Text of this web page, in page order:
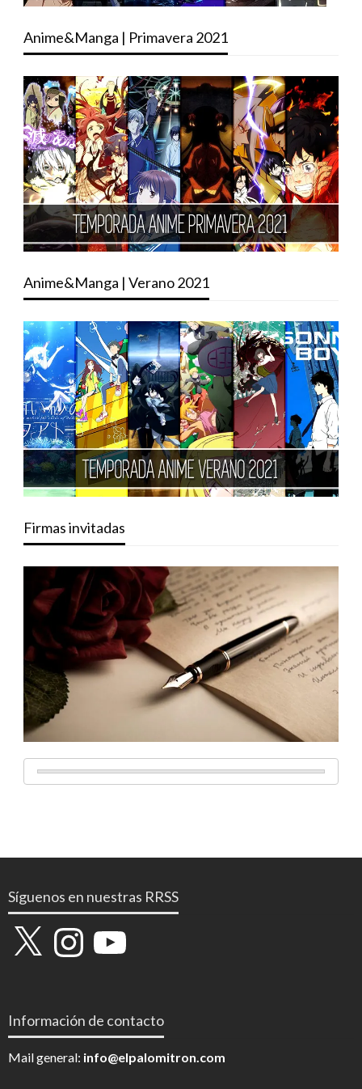
Anime&Manga | Primavera 2021
Anime&Manga | Verano 2021
Firmas invitadas
Síguenos en nuestras RRSS
X InstagramYouTube
Información de contacto
Mail general: info@elpalomitron.com